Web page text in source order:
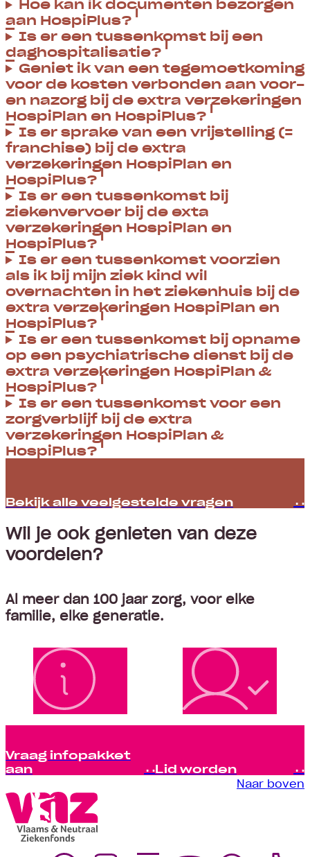
aan HospiPlus?
Is er een tussenkomst bij een
daghospitalisatie?
Geniet ik van een tegemoetkoming
voor de kosten verbonden aan voor-
en nazorg bij de extra verzekeringen
HospiPlan en HospiPlus?
Is er sprake van een vrijstelling (=
franchise) bij de extra
verzekeringen HospiPlan en
HospiPlus?
Is er een tussenkomst bij
ziekenvervoer bij de exta
verzekeringen HospiPlan en
HospiPlus?
Is er een tussenkomst voorzien
als ik bij mijn ziek kind wil
overnachten in het ziekenhuis bij de
extra verzekeringen HospiPlan en
HospiPlus?
Is er een tussenkomst bij opname
op een psychiatrische dienst bij de
extra verzekeringen HospiPlan &
HospiPlus?
Is er een tussenkomst voor een
zorgverblijf bij de extra
verzekeringen HospiPlan &
HospiPlus?
Bekijk alle veelgestelde vragen
Wil je ook genieten van deze
voordelen?
Al meer dan 100 jaar zorg, voor elke
familie, elke generatie.
Vraag infopakket
aan Lid worden
Naar boven